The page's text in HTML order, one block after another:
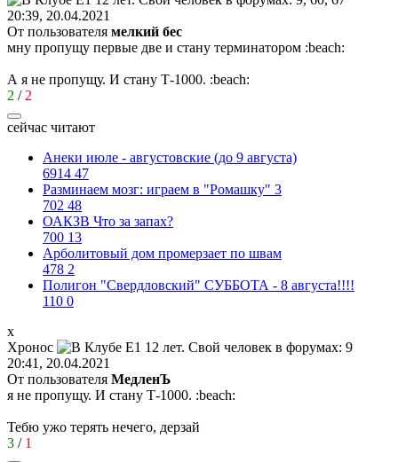
20:39, 20.04.2021
От пользователя мелкий бес
мну пропущу первые две и стану терминатором :beach:
А я не пропущу. И стану Т-1000. :beach:
2 / 2
сейчас читают
Анеки июле - августовские (до 9 августа)
6914 47
Разминаем мозг: играем в "Ромашку" 3
702 48
ОАКЗВ Что за запах?
700 13
Арболитовый дом промерзает по швам
478 2
Полигон "Свердловский" СУББОТА - 8 августа!!!!
110 0
х
Хронос
20:41, 20.04.2021
От пользователя МедленЪ
я не пропущу. И стану Т-1000. :beach:
Тебю ужо терять нечего, дерзай
3 / 1